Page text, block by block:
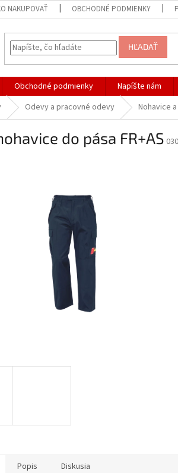
NAKUPOVAŤ OBCHODNÉ PODMIENKY
HĽADAŤ
Obchodné podmienky Napíšte nám
Odevy a pracovné odevy Nohavice
do pása FR+AS
Popis Diskusia